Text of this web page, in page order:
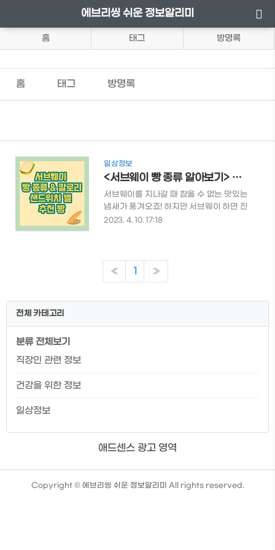
에브리씽 쉬운 정보알리미
홈 태그 방명록
홈 태그 방명록
일상정보
<서브웨이 빵 종류 알아보기> 간략한 설명 및 칼로리 정보
서브웨이를 지나갈 때 참을 수 없는 맛있는
냄새가 풍겨오죠! 하지만 서브웨이 하면 진
입장벽이 큰 체인점의 인식이 있어 섣불리
빵 종류 샌드위치 별 추천 빵 서브웨이 빵 종
류 빵종류 칼로리 특징 허니오트 235kcal
바삭하고 속은 부드럽게 위트 192kcal 9
2023. 4. 10. 17:18
« 1 »
전체 카테고리
분류 전체보기
직장인 관련 정보
건강을 위한 정보
일상정보
애드센스 광고 영역
Copyright © 에브리씽 쉬운 정보알리미 All rights reserved.
TistoryWhaleSkin3.4